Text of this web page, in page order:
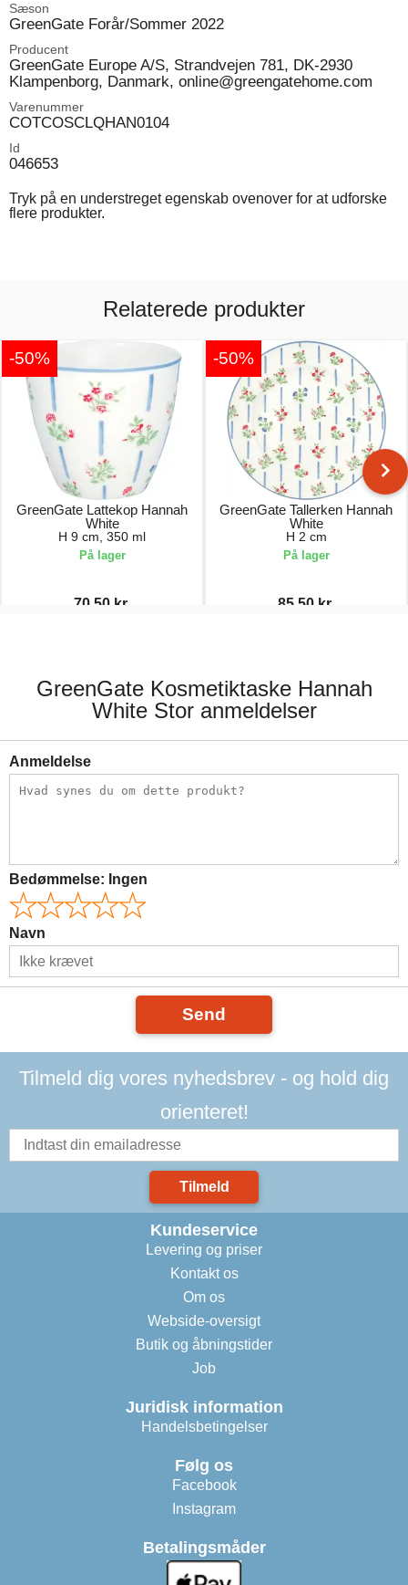
Sæson
GreenGate Forår/Sommer 2022
Producent
GreenGate Europe A/S, Strandvejen 781, DK-2930
Klampenborg, Danmark, online@greengatehome.com
Varenummer
COTCOSCLQHAN0104
Id
046653
Tryk på en understreget egenskab ovenover for at udforske
flere produkter.
Relaterede produkter
-50%
GreenGate Lattekop Hannah
White
H 9 cm, 350 ml
På lager
70,50 kr.
-50%
GreenGate Tallerken Hannah
White
H 2 cm
På lager
85,50 kr.
GreenGate Kosmetiktaske Hannah
White Stor anmeldelser
Anmeldelse
Bedømmelse: Ingen
Navn
Send
Tilmeld dig vores nyhedsbrev - og hold dig
orienteret!
Tilmeld
Kundeservice
Levering og priser
Kontakt os
Om os
Webside-oversigt
Butik og åbningstider
Job
Juridisk information
Handelsbetingelser
Følg os
Facebook
Instagram
Betalingsmåder